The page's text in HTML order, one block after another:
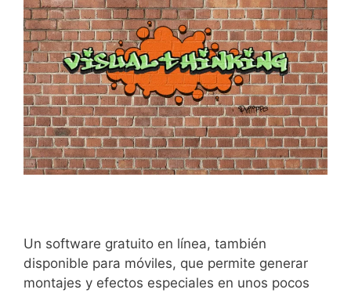
Un software gratuito en línea, también
disponible para móviles, que permite generar
montajes y efectos especiales en unos pocos